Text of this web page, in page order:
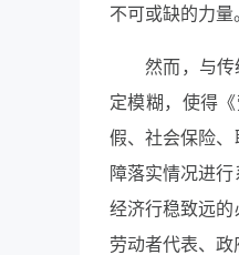
不可或缺的力量
然而，与传
定模糊，使得
假、社会保险
障落实情况进
经济行稳致远的
劳动者代表、政